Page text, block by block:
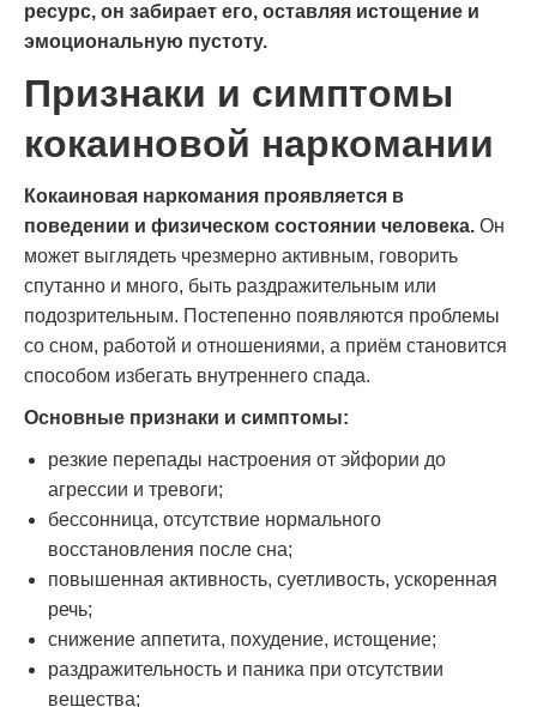
ресурс, он забирает его, оставляя истощение и
эмоциональную пустоту.
Признаки и симптомы
кокаиновой наркомании
Кокаиновая наркомания проявляется в
поведении и физическом состоянии человека. Он
может выглядеть чрезмерно активным, говорить
спутанно и много, быть раздражительным или
подозрительным. Постепенно появляются проблемы
со сном, работой и отношениями, а приём становится
способом избегать внутреннего спада.
Основные признаки и симптомы:
резкие перепады настроения от эйфории до
агрессии и тревоги;
бессонница, отсутствие нормального
восстановления после сна;
повышенная активность, суетливость, ускоренная
речь;
снижение аппетита, похудение, истощение;
раздражительность и паника при отсутствии
вещества;